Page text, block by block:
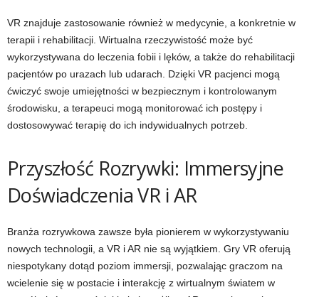
VR znajduje zastosowanie również w medycynie, a konkretnie w
terapii i rehabilitacji. Wirtualna rzeczywistość może być
wykorzystywana do leczenia fobii i lęków, a także do rehabilitacji
pacjentów po urazach lub udarach. Dzięki VR pacjenci mogą
ćwiczyć swoje umiejętności w bezpiecznym i kontrolowanym
środowisku, a terapeuci mogą monitorować ich postępy i
dostosowywać terapię do ich indywidualnych potrzeb.
Przyszłość Rozrywki: Immersyjne
Doświadczenia VR i AR
Branża rozrywkowa zawsze była pionierem w wykorzystywaniu
nowych technologii, a VR i AR nie są wyjątkiem. Gry VR oferują
niespotykany dotąd poziom immersji, pozwalając graczom na
wcielenie się w postacie i interakcję z wirtualnym światem w